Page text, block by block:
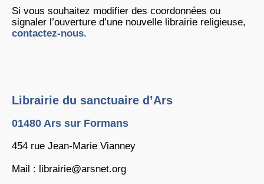
Si vous souhaitez modifier des coordonnées ou
signaler l’ouverture d’une nouvelle librairie religieuse,
contactez-nous.
Librairie du sanctuaire d’Ars
01480 Ars sur Formans
454 rue Jean-Marie Vianney
Mail : librairie@arsnet.org